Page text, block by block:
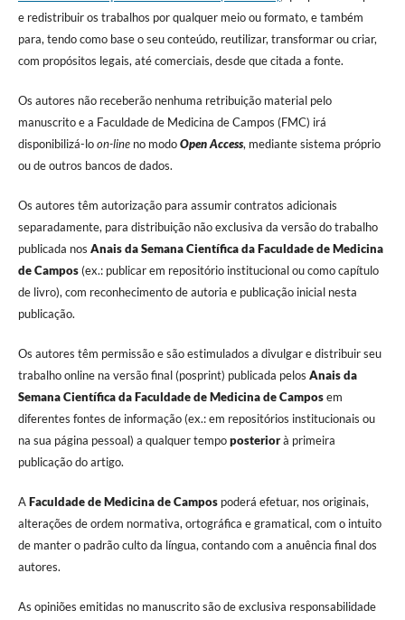
e redistribuir os trabalhos por qualquer meio ou formato, e também
para, tendo como base o seu conteúdo, reutilizar, transformar ou criar,
com propósitos legais, até comerciais, desde que citada a fonte.
Os autores não receberão nenhuma retribuição material pelo
manuscrito e a Faculdade de Medicina de Campos (FMC) irá
disponibilizá-loon-lineno modoOpen Access, mediante sistema próprio
ou de outros bancos de dados.
Os autores têm autorização para assumir contratos adicionais
separadamente, para distribuição não exclusiva da versão do trabalho
publicada nos Anais da Semana Científica da Faculdade de Medicina
de Campos(ex.: publicar em repositório institucional ou como capítulo
de livro), com reconhecimento de autoria e publicação inicial nesta
publicação.
Os autores têm permissão e são estimulados a divulgar e distribuir seu
trabalho online na versão final (posprint) publicada pelos Anais da
Semana Científica da Faculdade de Medicina de Camposem
diferentes fontes de informação (ex.: em repositórios institucionais ou
na sua página pessoal) a qualquer tempoposteriorà primeira
publicação do artigo.
AFaculdade de Medicina de Campospoderá efetuar, nos originais,
alterações de ordem normativa, ortográfica e gramatical, com o intuito
de manter o padrão culto da língua, contando com a anuência final dos
autores.
As opiniões emitidas no manuscrito são de exclusiva responsabilidade